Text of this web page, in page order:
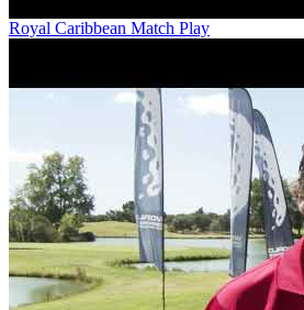
Royal Caribbean Match Play